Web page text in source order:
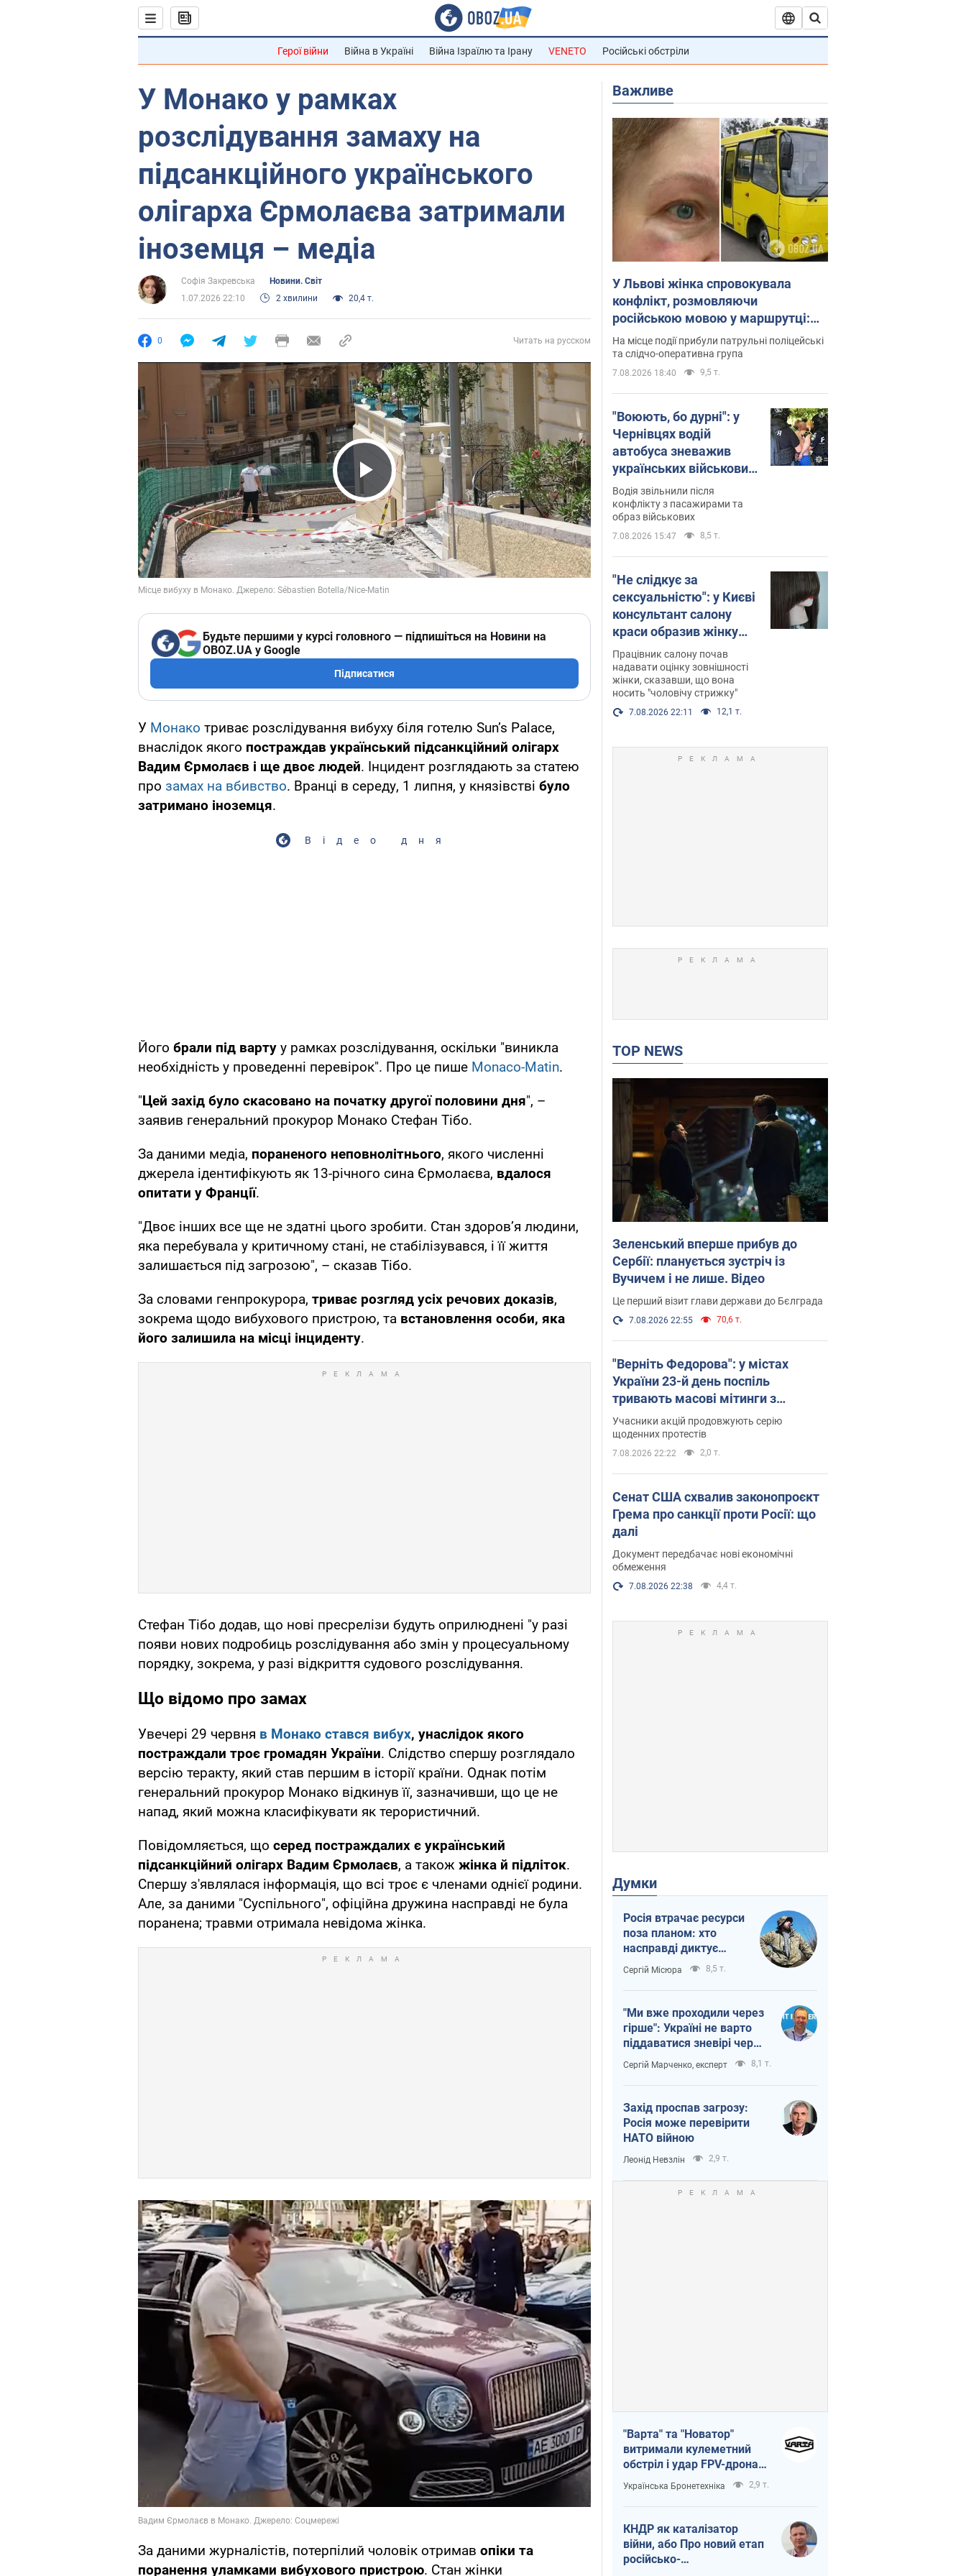
Герої війни Війна в Україні Війна Ізраїлю та Ірану VENETO Російські обстріли
У Монако у рамках
розслідування замаху на
підсанкційного українського
олігарха Єрмолаєва затримали
іноземця – медіа
Софія Закревська
Новини. Світ
1.07.2026 22:10
2 хвилини 20,4 т.
0 Читать на русском
Play Video
Будьте першими у курсі головного — підпишіться на Новини на
OBOZ.UA у Google
Підписатися
У Монако триває розслідування вибуху біля готелю Sun’s Palace,
внаслідок якого постраждав український підсанкційний олігарх
Вадим Єрмолаєв і ще двоє людей. Інцидент розглядають за статею
про замах на вбивство. Вранці в середу, 1 липня, у князівстві було
затримано іноземця.
Відео дня
Його брали під варту у рамках розслідування, оскільки "виникла
необхідність у проведенні перевірок". Про це пише Monaco-Matin.
"Цей захід було скасовано на початку другої половини дня", –
заявив генеральний прокурор Монако Стефан Тібо.
За даними медіа, пораненого неповнолітнього, якого численні
джерела ідентифікують як 13-річного сина Єрмолаєва, вдалося
опитати у Франції.
"Двоє інших все ще не здатні цього зробити. Стан здоров’я людини,
яка перебувала у критичному стані, не стабілізувався, і її життя
залишається під загрозою", – сказав Тібо.
За словами генпрокурора, триває розгляд усіх речових доказів,
зокрема щодо вибухового пристрою, та встановлення особи, яка
його залишила на місці інциденту.
Стефан Тібо додав, що нові пресрелізи будуть оприлюднені "у разі
появи нових подробиць розслідування або змін у процесуальному
порядку, зокрема, у разі відкриття судового розслідування.
Що відомо про замах
Увечері 29 червня в Монако стався вибух, унаслідок якого
постраждали троє громадян України. Слідство спершу розглядало
версію теракту, який став першим в історії країни. Однак потім
генеральний прокурор Монако відкинув її, зазначивши, що це не
напад, який можна класифікувати як терористичний.
Повідомляється, що серед постраждалих є український
підсанкційний олігарх Вадим Єрмолаєв, а також жінка й підліток.
Спершу з'являлася інформація, що всі троє є членами однієї родини.
Але, за даними "Суспільного", офіційна дружина насправді не була
поранена; травми отримала невідома жінка.
За даними журналістів, потерпілий чоловік отримав опіки та
поранення уламками вибухового пристрою. Стан жінки
Важливе
У Львові жінка спровокувала
конфлікт, розмовляючи
російською мовою у маршрутці:
поліція склала адмінпротокол.
Відео
На місце події прибули патрульні поліцейські
та слідчо-оперативна група
7.08.2026 18:40 9,5 т.
"Воюють, бо дурні": у
Чернівцях водій
автобуса зневажив
українських військових
і поплатився. Відео
Водія звільнили після
конфлікту з пасажирами та
образ військових
7.08.2026 15:47 8,5 т.
"Не слідкує за
сексуальністю": у Києві
консультант салону
краси образив жінку
після хімієтерапії,
розгорівся скандал.
Фото
Працівник салону почав
надавати оцінку зовнішності
жінки, сказавши, що вона
носить "чоловічу стрижку"
7.08.2026 22:11 12,1 т.
TOP NEWS
Зеленський вперше прибув до
Сербії: планується зустріч із
Вучичем і не лише. Відео
Це перший візит глави держави до Бєлграда
7.08.2026 22:55 70,6 т.
"Верніть Федорова": у містах
України 23-й день поспіль
тривають масові мітинги з
картонками. Фото і відео
Учасники акцій продовжують серію
щоденних протестів
7.08.2026 22:22 2,0 т.
Сенат США схвалив законопроєкт
Грема про санкції проти Росії: що
далі
Документ передбачає нові економічні
обмеження
7.08.2026 22:38 4,4 т.
Думки
Росія втрачає ресурси
поза планом: хто
насправді диктує
темп війни
Сергій Місюра 8,5 т.
"Ми вже проходили через
гірше": Україні не варто
піддаватися зневірі через
ракетний терор
Сергій Марченко, експерт 8,1 т.
Захід проспав загрозу:
Росія може перевірити
НАТО війною
Леонід Невзлін 2,9 т.
"Варта" та "Новатор"
витримали кулеметний
обстріл і удар FPV-дрона,
врятувавши життя
офіцеру ЗСУ
Українська Бронетехніка 2,9 т.
КНДР як каталізатор
війни, або Про новий етап
російсько-